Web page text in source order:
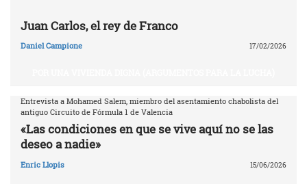
Juan Carlos, el rey de Franco
Daniel Campione 17/02/2026
Entrevista a Mohamed Salem, miembro del asentamiento chabolista del
antiguo Circuito de Fórmula 1 de Valencia
«Las condiciones en que se vive aquí no se las
deseo a nadie»
Enric Llopis 15/06/2026